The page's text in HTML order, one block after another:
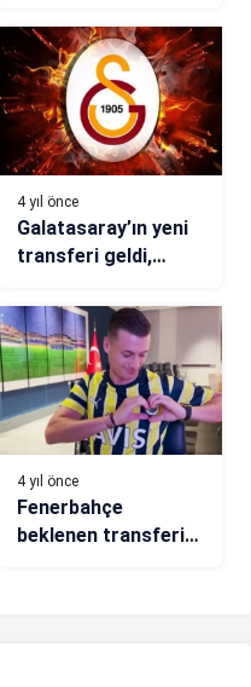
gole imza attı
4 yıl önce
Galatasaray’ın yeni
transferi geldi,
çektirdi! (VİDEO)
4 yıl önce
Fenerbahçe
beklenen transferi